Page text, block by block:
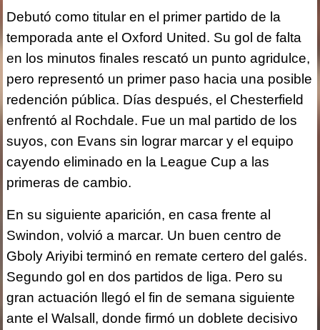
Debutó como titular en el primer partido de la
temporada ante el Oxford United. Su gol de falta
en los minutos finales rescató un punto agridulce,
pero representó un primer paso hacia una posible
redención pública. Días después, el Chesterfield
enfrentó al Rochdale. Fue un mal partido de los
suyos, con Evans sin lograr marcar y el equipo
cayendo eliminado en la League Cup a las
primeras de cambio.
En su siguiente aparición, en casa frente al
Swindon, volvió a marcar. Un buen centro de
Gboly Ariyibi terminó en remate certero del galés.
Segundo gol en dos partidos de liga. Pero su
gran actuación llegó el fin de semana siguiente
ante el Walsall, donde firmó un doblete decisivo